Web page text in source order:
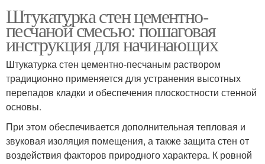
Штукатурка стен цементно-
песчаной смесью: пошаговая
инструкция для начинающих
Штукатурка стен цементно-песчаным раствором
традиционно применяется для устранения высотных
перепадов кладки и обеспечения плоскостности стенной
основы.
При этом обеспечивается дополнительная тепловая и
звуковая изоляция помещения, а также защита стен от
воздействия факторов природного характера. К ровной